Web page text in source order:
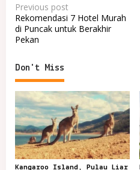
P
o
s
t
n
a
v
i
g
a
Previous post
Rekomendasi 7 Hotel Murah
di Puncak untuk Berakhir
Pekan
Don't Miss
Kangaroo Island, Pulau Liar